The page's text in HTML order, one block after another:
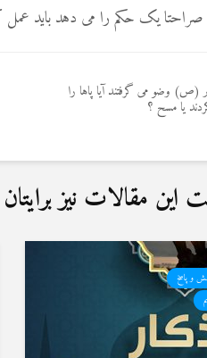
یک حکم را می دهد باید عمل
(ص) وضو می گرفتند آیا پاها را
یا مسح ؟
مقالات نیز
و پاسخ